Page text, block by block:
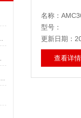
型号：
更新日期：
查看详情